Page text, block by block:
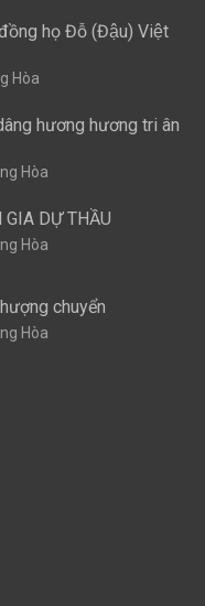
họ Đỗ (Đậu) Việt
Hòa
hương hương tri ân
Hòa
DỰ THẦU
Hòa
chuyển
Hòa